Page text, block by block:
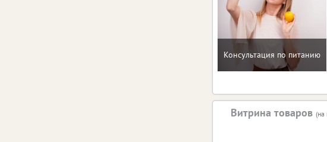
Консультация по питанию
Витрина товаров (на